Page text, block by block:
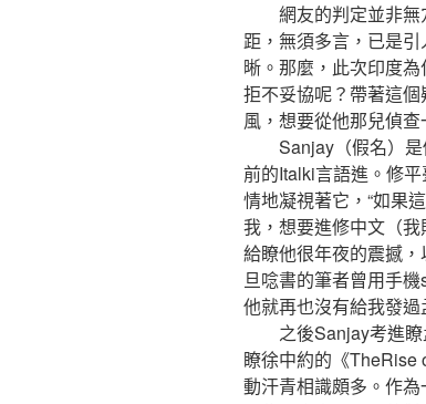
網友的判定並非無
距，無須多言，已是
晰。那麼，此次印度為
拒不妥協呢？帶著這
風，想要從他那兒偵查
Sanjay（假名）是
前的Italki言語進。修
情地凝視著它，“如果
我，想要進修中文（
給瞭他很年夜的震撼
旦唸書的筆者曾用手
他就再也沒有給我發過
之後Sanjay考進瞭
瞭徐中約的《TheRise
動汗青相識頗多。作